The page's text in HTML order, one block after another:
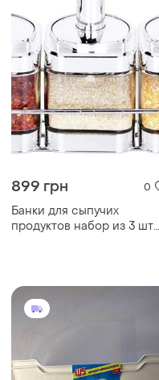
899 грн 0
Банки для сыпучих
продуктов набор из 3 шт